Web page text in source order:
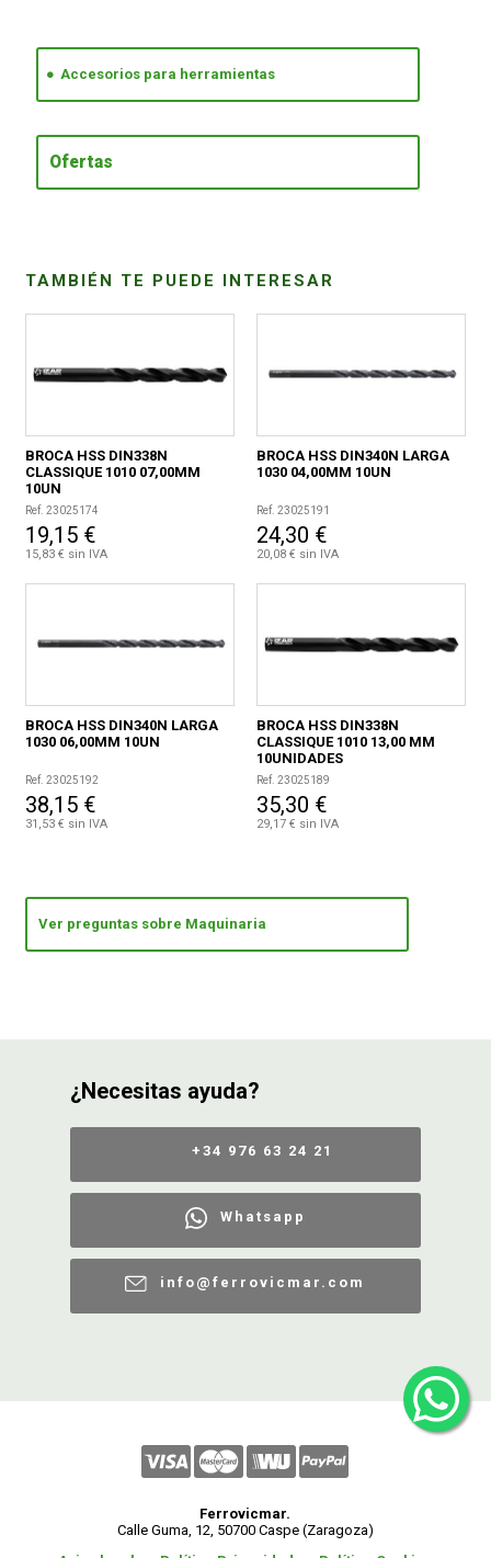
Accesorios para herramientas
Ofertas
TAMBIÉN TE PUEDE INTERESAR
BROCA HSS DIN338N
CLASSIQUE 1010 07,00MM
10UN
Ref. 23025174
19,15 €
15,83 € sin IVA
BROCA HSS DIN340N LARGA
1030 04,00MM 10UN
Ref. 23025191
24,30 €
20,08 € sin IVA
BROCA HSS DIN340N LARGA
1030 06,00MM 10UN
Ref. 23025192
38,15 €
31,53 € sin IVA
BROCA HSS DIN338N
CLASSIQUE 1010 13,00 MM
10UNIDADES
Ref. 23025189
35,30 €
29,17 € sin IVA
Ver preguntas sobre Maquinaria
¿Necesitas ayuda?
+34 976 63 24 21
Whatsapp
info@ferrovicmar.com
Ferrovicmar.
Calle Guma, 12, 50700 Caspe (Zaragoza)
FORMAS DE PAGO
CONDICIONES